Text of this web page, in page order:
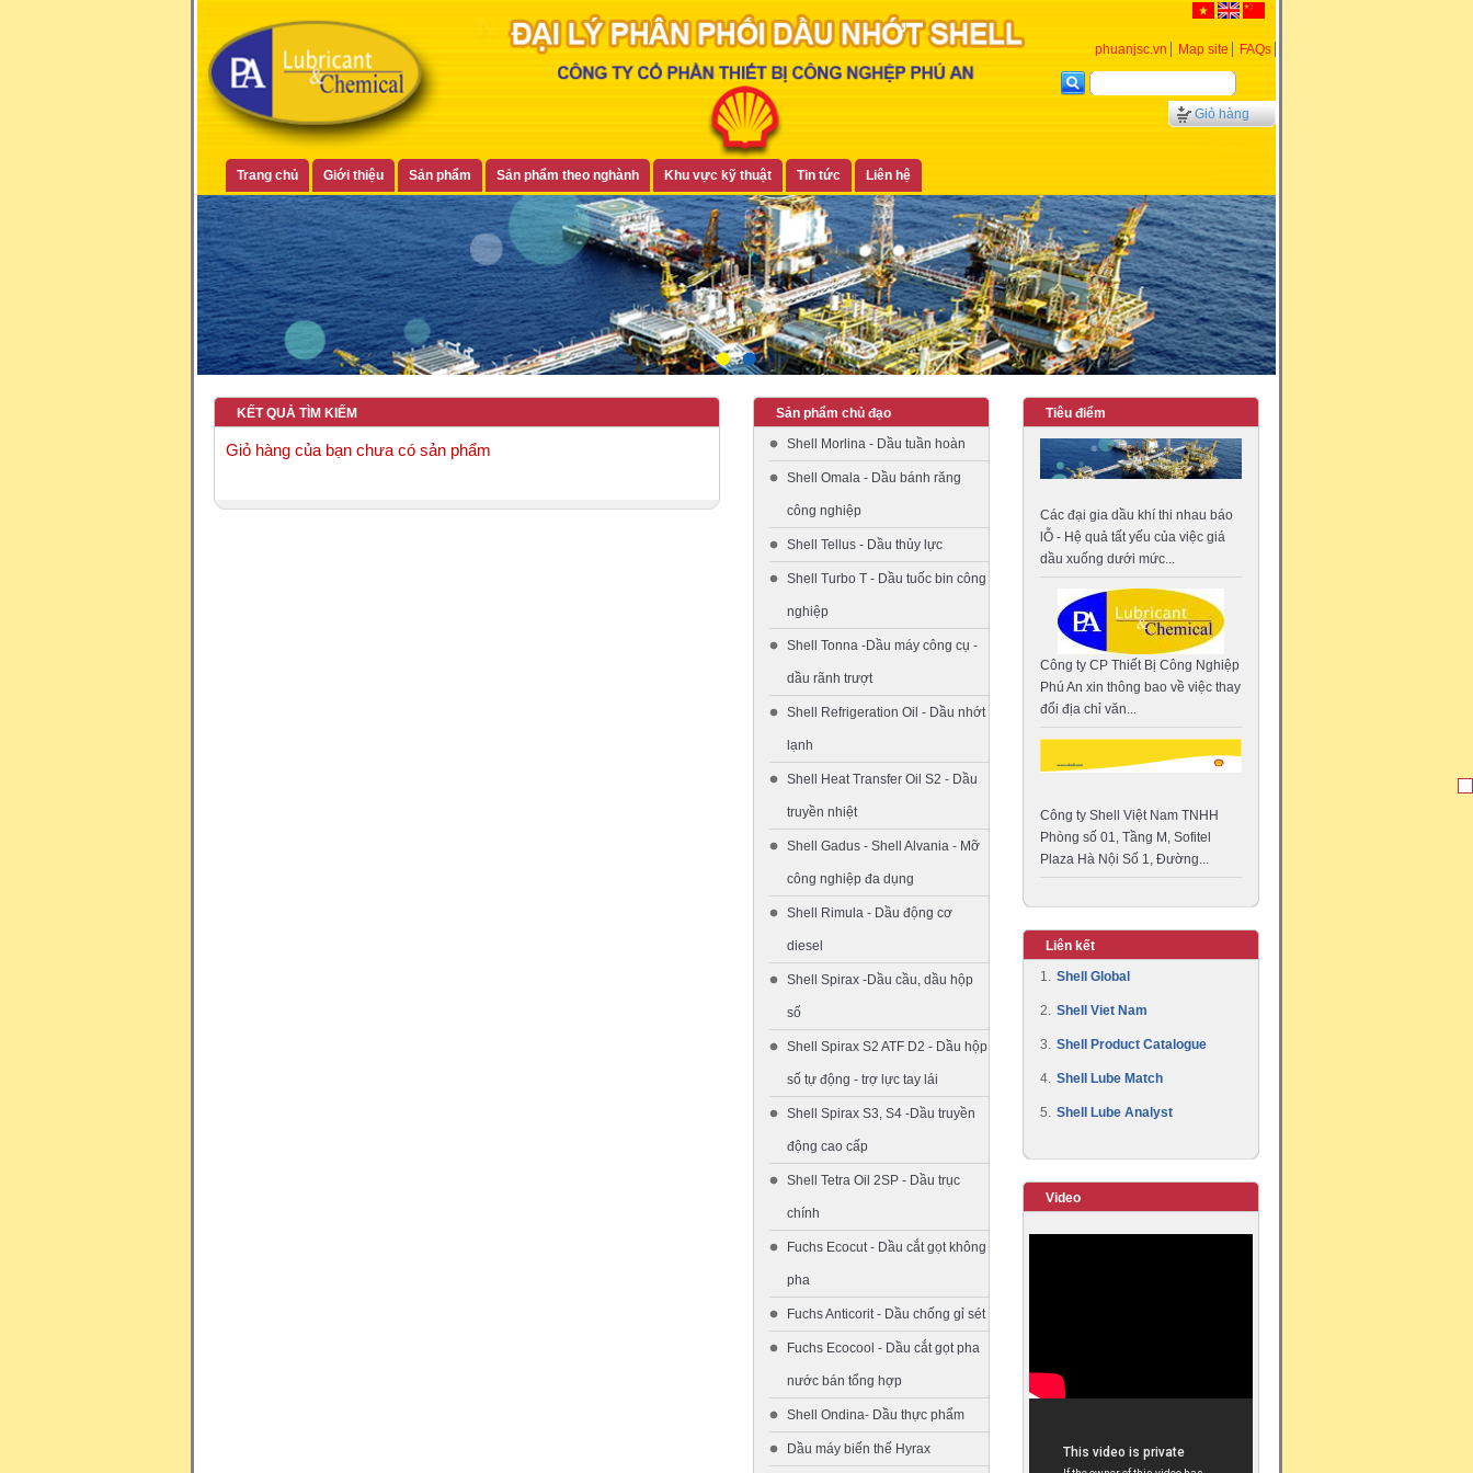
Trang chủ Giới thiệu Sản phẩm Sản phẩm theo nghành Khu vực kỹ thuật Tin tức Liên hệ
phuanjsc.vn Map site FAQs
Giỏ hàng
KẾT QUẢ TÌM KIẾM
Giỏ hàng của bạn chưa có sản phẩm
Sản phẩm chủ đạo
Shell Morlina - Dầu tuần hoàn
Shell Omala - Dầu bánh răng
công nghiệp
Shell Tellus - Dầu thủy lực
Shell Turbo T - Dầu tuốc bin công
nghiệp
Shell Tonna -Dầu máy công cụ -
dầu rãnh trượt
Shell Refrigeration Oil - Dầu nhớt
lạnh
Shell Heat Transfer Oil S2 - Dầu
truyền nhiệt
Shell Gadus - Shell Alvania - Mỡ
công nghiệp đa dụng
Shell Rimula - Dầu động cơ
diesel
Shell Spirax -Dầu cầu, dầu hộp
số
Shell Spirax S2 ATF D2 - Dầu hộp
số tự động - trợ lực tay lái
Shell Spirax S3, S4 -Dầu truyền
động cao cấp
Shell Tetra Oil 2SP - Dầu trục
chính
Fuchs Ecocut - Dầu cắt gọt không
pha
Fuchs Anticorit - Dầu chống gỉ sét
Fuchs Ecocool - Dầu cắt gọt pha
nước bán tổng hợp
Shell Ondina- Dầu thực phẩm
Dầu máy biến thế Hyrax
Tiêu điểm
Các đại gia dầu khí thi nhau báo
lỖ - Hệ quả tất yếu của việc giá
dầu xuống dưới mức...
Công ty CP Thiết Bị Công Nghiệp
Phú An xin thông bao về việc thay
đổi địa chỉ văn...
Công ty Shell Việt Nam TNHH
Phòng số 01, Tầng M, Sofitel
Plaza Hà Nội Số 1, Đường...
Liên kết
1. Shell Global
2. Shell Viet Nam
3. Shell Product Catalogue
4. Shell Lube Match
5. Shell Lube Analyst
Video